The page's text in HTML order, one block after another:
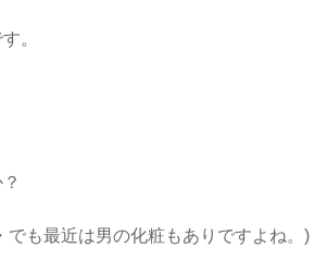
。
も最近は男の化粧もありですよね。)